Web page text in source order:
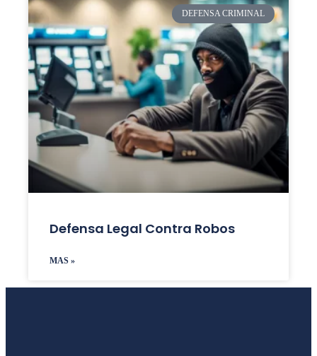
DEFENSA CRIMINAL
Defensa Legal Contra Robos
MAS »